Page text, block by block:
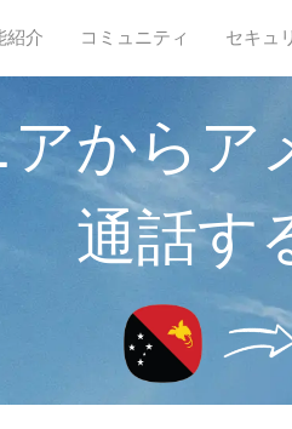
紹介 コミュニティ セキュ
からア
通話す